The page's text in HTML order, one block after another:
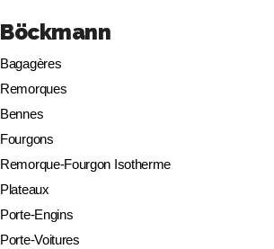
Böckmann
Bagagères
Remorques
Bennes
Fourgons
Remorque-Fourgon Isotherme
Plateaux
Porte-Engins
Porte-Voitures